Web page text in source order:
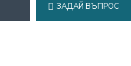
ЗАДАЙ ВЪПРОС